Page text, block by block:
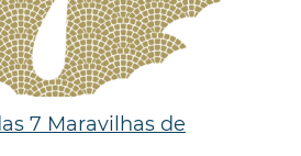
7 Maravilhas de